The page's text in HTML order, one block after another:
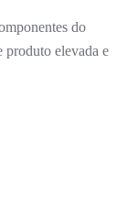
do
produto elevada e